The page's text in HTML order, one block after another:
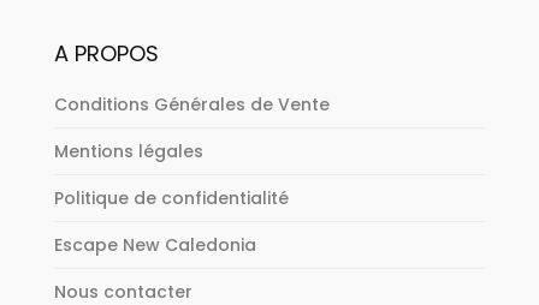
A PROPOS
Conditions Générales de Vente
Mentions légales
Politique de confidentialité
Escape New Caledonia
Nous contacter